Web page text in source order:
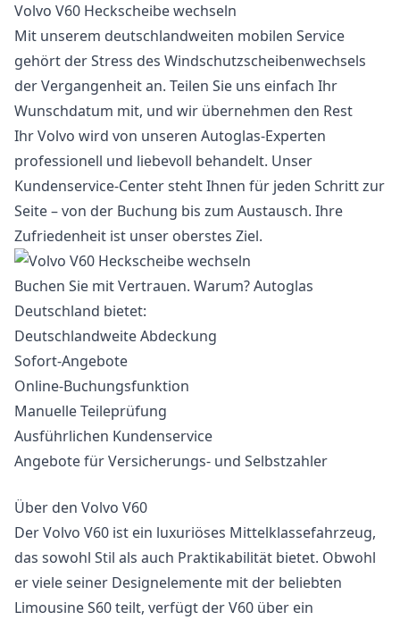
Volvo V60 Heckscheibe wechseln
Mit unserem deutschlandweiten mobilen Service
gehört der Stress des Windschutzscheibenwechsels
der Vergangenheit an. Teilen Sie uns einfach Ihr
Wunschdatum mit, und wir übernehmen den Rest
Ihr Volvo wird von unseren Autoglas-Experten
professionell und liebevoll behandelt. Unser
Kundenservice-Center steht Ihnen für jeden Schritt zur
Seite – von der Buchung bis zum Austausch. Ihre
Zufriedenheit ist unser oberstes Ziel.
Buchen Sie mit Vertrauen. Warum? Autoglas
Deutschland bietet:
Deutschlandweite Abdeckung
Sofort-Angebote
Online-Buchungsfunktion
Manuelle Teileprüfung
Ausführlichen Kundenservice
Angebote für Versicherungs- und Selbstzahler
Über den Volvo V60
Der Volvo V60 ist ein luxuriöses Mittelklassefahrzeug,
das sowohl Stil als auch Praktikabilität bietet. Obwohl
er viele seiner Designelemente mit der beliebten
Limousine S60 teilt, verfügt der V60 über ein